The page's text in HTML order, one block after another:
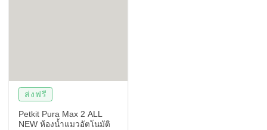
ส่งฟรี
Petkit Pura Max 2 ALL
NEW ห้องน้ำแมวอัตโนมัติ